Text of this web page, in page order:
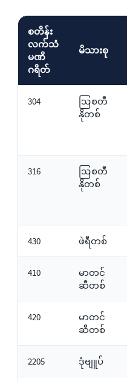
စတိန်း
လက်သံ
မဏိ
ဂရိတ်
မိသားစု
304
ဩစတီ
နိုတစ်
316
ဩစတီ
နိုတစ်
430 ဖဲရီတစ်
410
မာတင်
ဆီတစ်
420
မာတင်
ဆီတစ်
2205 ဒုံဗျူပ်